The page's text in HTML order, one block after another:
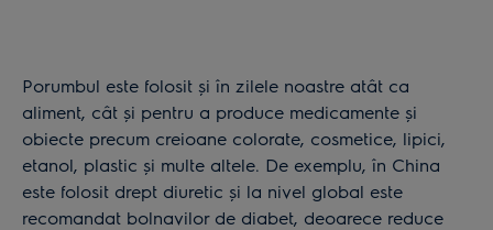
Porumbul este folosit și în zilele noastre atât ca
aliment, cât și pentru a produce medicamente și
obiecte precum creioane colorate, cosmetice, lipici,
etanol, plastic și multe altele. De exemplu, în China
este folosit drept diuretic și la nivel global este
recomandat bolnavilor de diabet, deoarece reduce